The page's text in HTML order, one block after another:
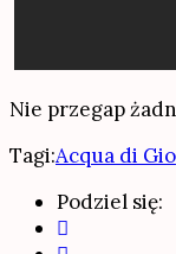
Nie przegap
Tagi:Acqua di Gio
Podziel się: